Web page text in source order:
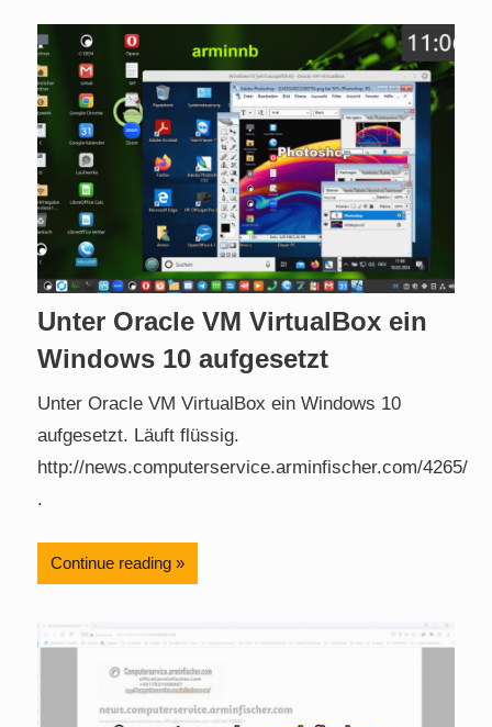
Unter Oracle VM VirtualBox ein
Windows 10 aufgesetzt
Unter Oracle VM VirtualBox ein Windows 10
aufgesetzt. Läuft flüssig.
http://news.computerservice.arminfischer.com/4265/
.
Continue reading